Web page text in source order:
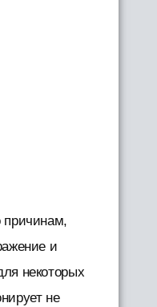
причинам,
и
некоторых
не